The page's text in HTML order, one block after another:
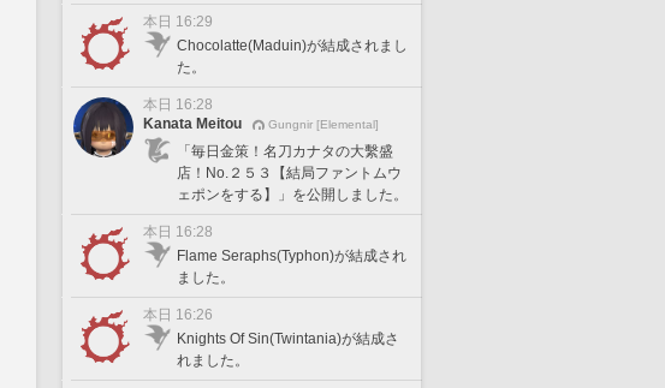
本日 16:29
Chocolatte(Maduin)が結成されまし
た。
本日 16:28
Kanata Meitou
Gungnir [Elemental]
「毎日金策！名刀カナタの大繫盛
店！No.２５３【結局ファントムウ
ェポンをする】」を公開しました。
本日 16:28
Flame Seraphs(Typhon)が結成され
ました。
本日 16:26
Knights Of Sin(Twintania)が結成さ
れました。